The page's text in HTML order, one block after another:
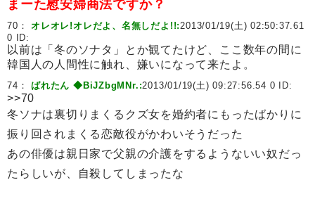
まーた慰安婦商法ですか？
70：オレオレ!オレだよ、名無しだよ!!:2013/01/19(土) 02:50:37.61
0 ID:
以前は「冬のソナタ」とか観てたけど、ここ数年の間に
韓国人の人間性に触れ、嫌いになって来たよ。
74：ばれたん ◆BiJZbgMNr.:2013/01/19(土) 09:27:56.54 0 ID:
>>70
冬ソナは裏切りまくるクズ女を婚約者にもったばかりに
振り回されまくる恋敵役がかわいそうだった
あの俳優は親日家で父親の介護をするようないい奴だっ
たらしいが、自殺してしまったな